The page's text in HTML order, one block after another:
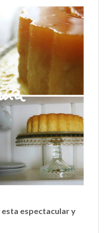
esta espectacular y